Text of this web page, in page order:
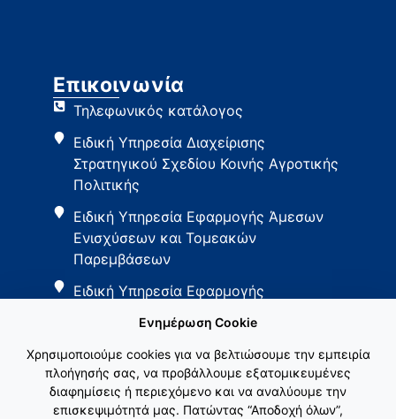
Επικοινωνία
Τηλεφωνικός κατάλογος
Ειδική Υπηρεσία Διαχείρισης
Στρατηγικού Σχεδίου Κοινής Αγροτικής
Πολιτικής
Ειδική Υπηρεσία Εφαρμογής Άμεσων
Ενισχύσεων και Τομεακών
Παρεμβάσεων
Ειδική Υπηρεσία Εφαρμογής
Ενημέρωση Cookie
Χρησιμοποιούμε cookies για να βελτιώσουμε την εμπειρία
πλοήγησής σας, να προβάλλουμε εξατομικευμένες
διαφημίσεις ή περιεχόμενο και να αναλύουμε την
επισκεψιμότητά μας. Πατώντας “Αποδοχή όλων”,